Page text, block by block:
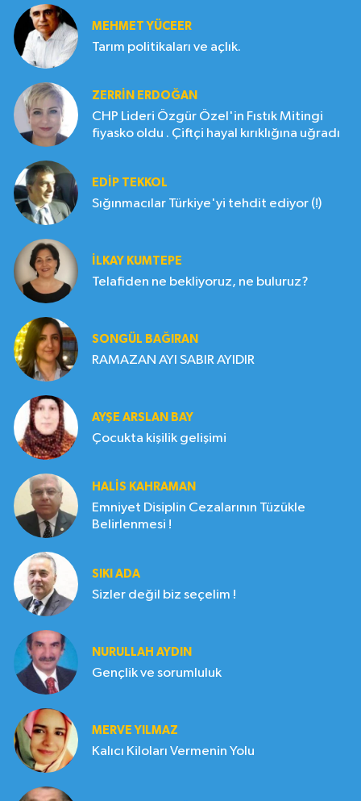
MEHMET YÜCEER
Tarım politikaları ve açlık.
ZERRIN ERDOĞAN
CHP Lideri Özgür Özel'in Fıstık Mitingi
fiyasko oldu . Çiftçi hayal kırıklığına uğradı
EDIP TEKKOL
Sığınmacılar Türkiye'yi tehdit ediyor (!)
İLKAY KUMTEPE
Telafiden ne bekliyoruz, ne buluruz?
SONGÜL BAĞIRAN
RAMAZAN AYI SABIR AYIDIR
AYŞE ARSLAN BAY
Çocukta kişilik gelişimi
HALIS KAHRAMAN
Emniyet Disiplin Cezalarının Tüzükle
Belirlenmesi !
SIKI ADA
Sizler değil biz seçelim !
NURULLAH AYDIN
Gençlik ve sorumluluk
MERVE YILMAZ
Kalıcı Kiloları Vermenin Yolu